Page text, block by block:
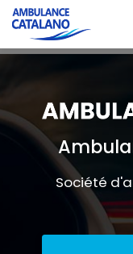
Aller
au
contenu
principal
Société